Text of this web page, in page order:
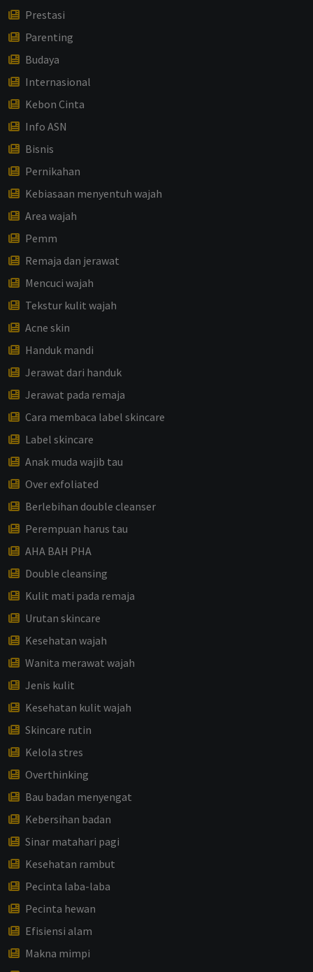
Prestasi
Parenting
Budaya
Internasional
Kebon Cinta
Info ASN
Bisnis
Pernikahan
Kebiasaan menyentuh wajah
Area wajah
Pemm
Remaja dan jerawat
Mencuci wajah
Tekstur kulit wajah
Acne skin
Handuk mandi
Jerawat dari handuk
Jerawat pada remaja
Cara membaca label skincare
Label skincare
Anak muda wajib tau
Over exfoliated
Berlebihan double cleanser
Perempuan harus tau
AHA BAH PHA
Double cleansing
Kulit mati pada remaja
Urutan skincare
Kesehatan wajah
Wanita merawat wajah
Jenis kulit
Kesehatan kulit wajah
Skincare rutin
Kelola stres
Overthinking
Bau badan menyengat
Kebersihan badan
Sinar matahari pagi
Kesehatan rambut
Pecinta laba-laba
Pecinta hewan
Efisiensi alam
Makna mimpi